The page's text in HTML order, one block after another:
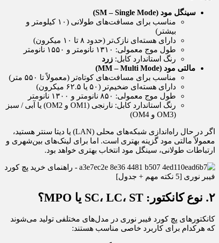
سینگل مود (SM – Single Mode)
مناسب برای مسافت‌های طولانی (۱۰ کیلومتر و
بیشتر)
دارای هسته‌ای نازک‌تر (حدود ۸ تا ۱۰ میکرون)
طول موج معمولی: ۱۳۱۰ نانومتر و ۱۵۵۰ نانومتر
رنگ استاندارد کابل: زرد
مالتی مود (MM – Multi Mode)
مناسب برای مسافت‌های کوتاه‌تر (معمولاً تا ۵۵۰ متر)
دارای هسته‌ای ضخیم‌تر (۵۰ یا ۶۲.۵ میکرون)
طول موج معمولی: ۸۵۰ نانومتر و ۱۳۰۰ نانومتر
رنگ استاندارد کابل: نارنجی (OM1 و OM2) یا آبی / سبز
(OM3 و OM4)
اگر در حال راه‌اندازی شبکه‌های محلی (LAN) یا دیتا سنتر هستید،
معمولاً مالتی مود گزینه بهتری است. اما برای لینک‌های بین‌شهری و
ارتباطات طولانی، سینگل مود انتخاب بهتری خواهد بود.
۲. نوع کانکتور: SC، LC، ST یا MPO؟
کانکتورهای پچ کورد فیبر نوری در مدل‌های مختلفی تولید می‌شوند
که هرکدام برای کاربرد خاصی مناسب هستند: